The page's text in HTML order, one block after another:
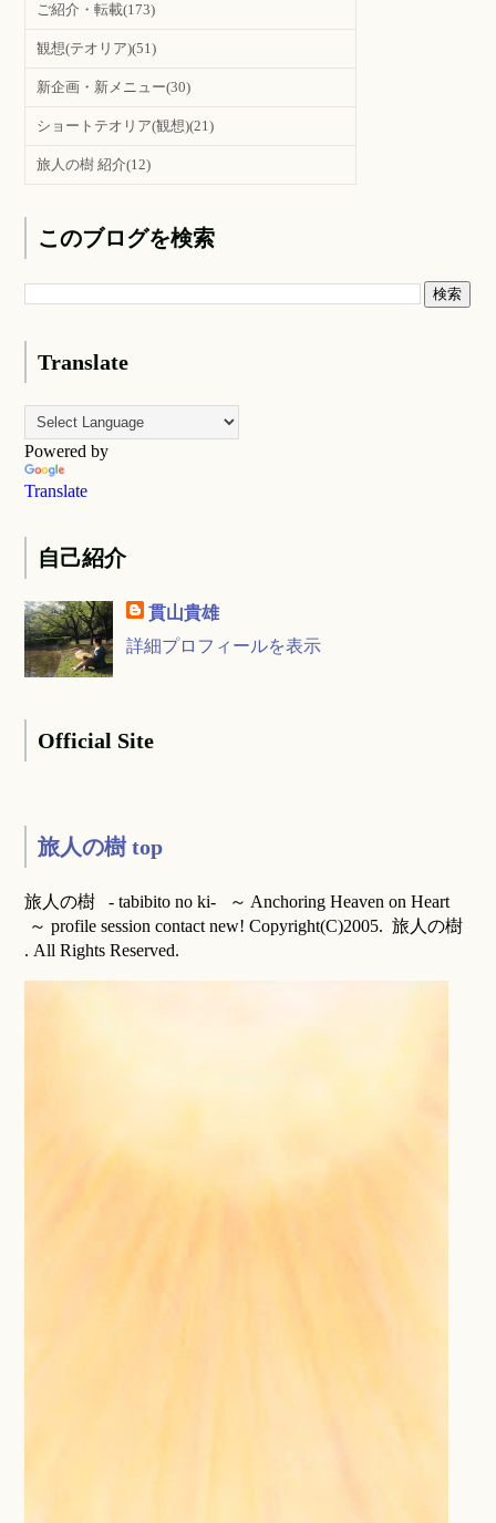
ご紹介・転載(173)
観想(テオリア)(51)
新企画・新メニュー(30)
ショートテオリア(観想)(21)
旅人の樹 紹介(12)
このブログを検索
Translate
Powered by
Translate
自己紹介
貫山貴雄
詳細プロフィールを表示
Official Site
旅人の樹 top
旅人の樹 - tabibito no ki- ～ Anchoring Heaven on Heart
～ profile session contact new! Copyright(C)2005. 旅人の樹
. All Rights Reserved.